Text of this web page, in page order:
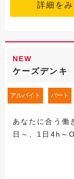
詳細をみ
NEW
ケーズデンキ
アルバイト パート
あなたに合う働
日～、1日4h～